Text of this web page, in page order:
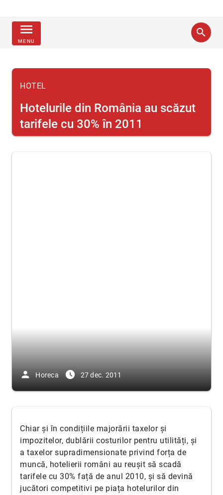
menu
MENU
search
HOTEL
Hotelurile din România au scăzut
tarifele cu 30% în 2011
person Horeca access_time_filled 27 dec. 2011
Chiar și în condițiile majorării taxelor și
impozitelor, dublării costurilor pentru utilități, și
a taxelor supradimensionate privind forța de
muncă, hotelierii români au reușit să scadă
tarifele cu 30% față de anul 2010, și să devină
jucători competitivi pe piața hotelurilor din